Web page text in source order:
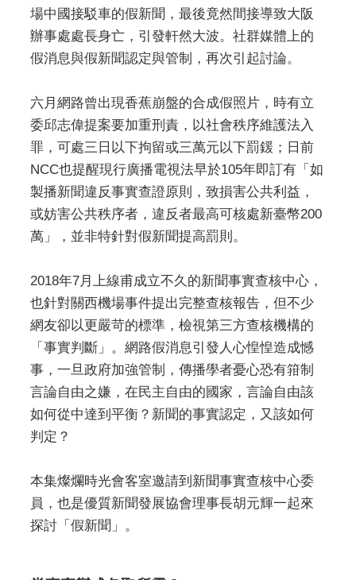
場中國接駁車的假新聞，最後竟然間接導致大阪
辦事處處長身亡，引發軒然大波。社群媒體上的
假消息與假新聞認定與管制，再次引起討論。
六月網路曾出現香蕉崩盤的合成假照片，時有立
委邱志偉提案要加重刑責，以社會秩序維護法入
罪，可處三日以下拘留或三萬元以下罰鍰；日前
NCC也提醒現行廣播電視法早於105年即訂有「如
製播新聞違反事實查證原則，致損害公共利益，
或妨害公共秩序者，違反者最高可核處新臺幣200
萬」，並非特針對假新聞提高罰則。
2018年7月上線甫成立不久的新聞事實查核中心，
也針對關西機場事件提出完整查核報告，但不少
網友卻以更嚴苛的標準，檢視第三方查核機構的
「事實判斷」。網路假消息引發人心惶惶造成憾
事，一旦政府加強管制，傳播學者憂心恐有箝制
言論自由之嫌，在民主自由的國家，言論自由該
如何從中達到平衡？新聞的事實認定，又該如何
判定？
本集燦爛時光會客室邀請到新聞事實查核中心委
員，也是優質新聞發展協會理事長胡元輝一起來
探討「假新聞」。